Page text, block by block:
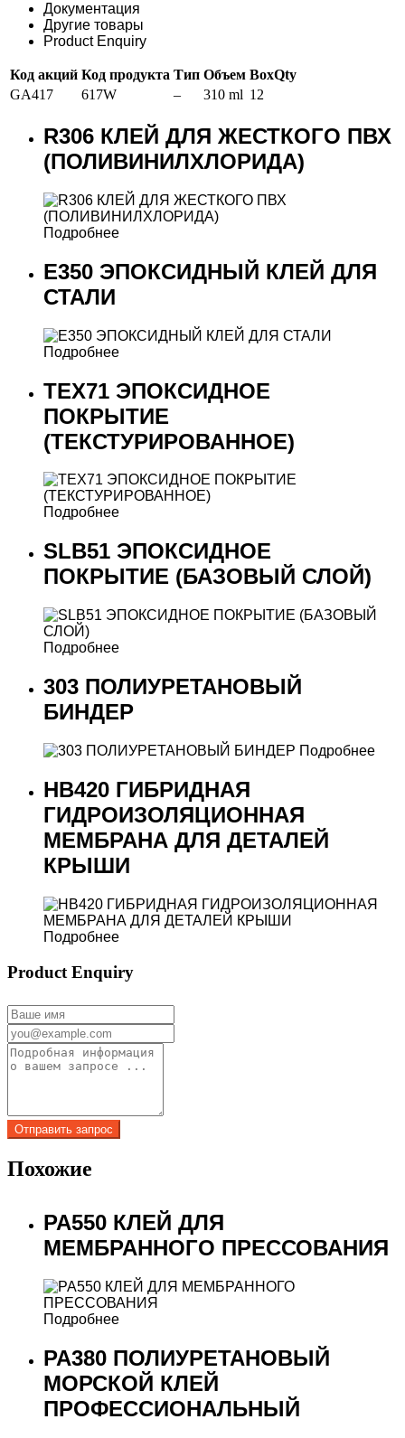
Документация
Другие товары
Product Enquiry
Код акций Код продукта Тип Объем BoxQty
GA417
617W – 310 ml 12
R306 КЛЕЙ ДЛЯ ЖЕСТКОГО ПВХ
(ПОЛИВИНИЛХЛОРИДА)
Подробнее
E350 ЭПОКСИДНЫЙ КЛЕЙ ДЛЯ
СТАЛИ
Подробнее
ТЕХ71 ЭПОКСИДНОЕ
ПОКРЫТИЕ
(ТЕКСТУРИРОВАННОЕ)
Подробнее
SLB51 ЭПОКСИДНОЕ
ПОКРЫТИЕ (БАЗОВЫЙ СЛОЙ)
Подробнее
303 ПОЛИУРЕТАНОВЫЙ
БИНДЕР
Подробнее
НВ420 ГИБРИДНАЯ
ГИДРОИЗОЛЯЦИОННАЯ
МЕМБРАНА ДЛЯ ДЕТАЛЕЙ
КРЫШИ
Подробнее
Product Enquiry
Похожие
PA550 КЛЕЙ ДЛЯ
МЕМБРАННОГО ПРЕССОВАНИЯ
Подробнее
PA380 ПОЛИУРЕТАНОВЫЙ
МОРСКОЙ КЛЕЙ
ПРОФЕССИОНАЛЬНЫЙ